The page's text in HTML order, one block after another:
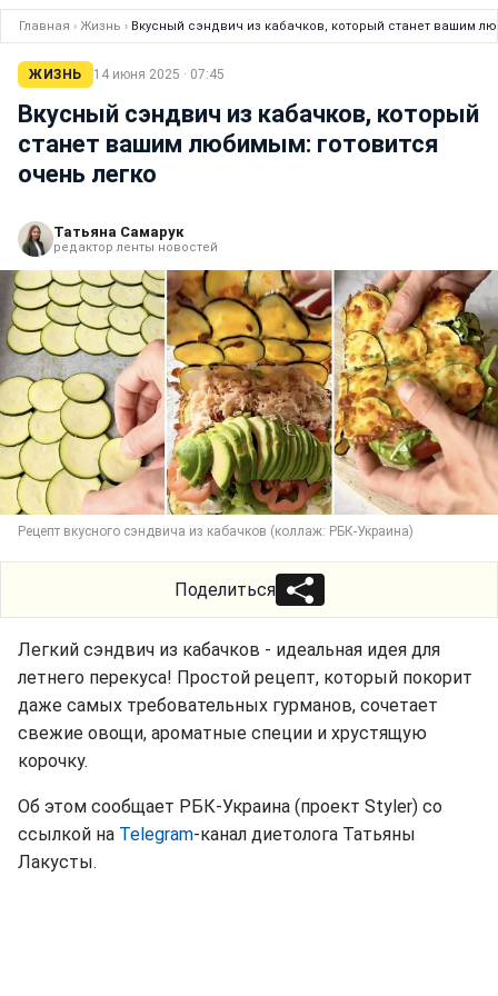
Главная › Жизнь › Вкусный сэндвич из кабачков, который станет вашим
ЖИЗНЬ 14 июня 2025 · 07:45
Вкусный сэндвич из кабачков, который
станет вашим любимым: готовится
очень легко
Татьяна Самарук
редактор ленты новостей
Рецепт вкусного сэндвича из кабачков (коллаж: РБК-Украина)
Поделиться
Легкий сэндвич из кабачков - идеальная идея для
летнего перекуса! Простой рецепт, который покорит
даже самых требовательных гурманов, сочетает
свежие овощи, ароматные специи и хрустящую
корочку.
Об этом сообщает РБК-Украина (проект Styler) со
ссылкой на Telegram-канал диетолога Татьяны
Лакусты.